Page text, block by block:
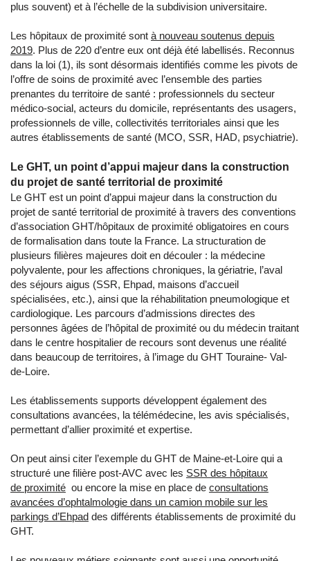
plus souvent) et à l’échelle de la subdivision universitaire.
Les hôpitaux de proximité sont à nouveau soutenus depuis
2019. Plus de 220 d’entre eux ont déjà été labellisés. Reconnus
dans la loi (1), ils sont désormais identifiés comme les pivots de
l’offre de soins de proximité avec l’ensemble des parties
prenantes du territoire de santé : professionnels du secteur
médico-social, acteurs du domicile, représentants des usagers,
professionnels de ville, collectivités territoriales ainsi que les
autres établissements de santé (MCO, SSR, HAD, psychiatrie).
Le GHT, un point d’appui majeur dans la construction
du projet de santé territorial de proximité
Le GHT est un point d’appui majeur dans la construction du
projet de santé territorial de proximité à travers des conventions
d’association GHT/hôpitaux de proximité obligatoires en cours
de formalisation dans toute la France. La structuration de
plusieurs filières majeures doit en découler : la médecine
polyvalente, pour les affections chroniques, la gériatrie, l’aval
des séjours aigus (SSR, Ehpad, maisons d’accueil
spécialisées, etc.), ainsi que la réhabilitation pneumologique et
cardiologique. Les parcours d’admissions directes des
personnes âgées de l’hôpital de proximité ou du médecin traitant
dans le centre hospitalier de recours sont devenus une réalité
dans beaucoup de territoires, à l’image du GHT Touraine- Val-
de-Loire.
Les établissements supports développent également des
consultations avancées, la télémédecine, les avis spécialisés,
permettant d’allier proximité et expertise.
On peut ainsi citer l’exemple du GHT de Maine-et-Loire qui a
structuré une filière post-AVC avec les SSR des hôpitaux
de proximité ou encore la mise en place de consultations
avancées d’ophtalmologie dans un camion mobile sur les
parkings d’Ehpad des différents établissements de proximité du
GHT.